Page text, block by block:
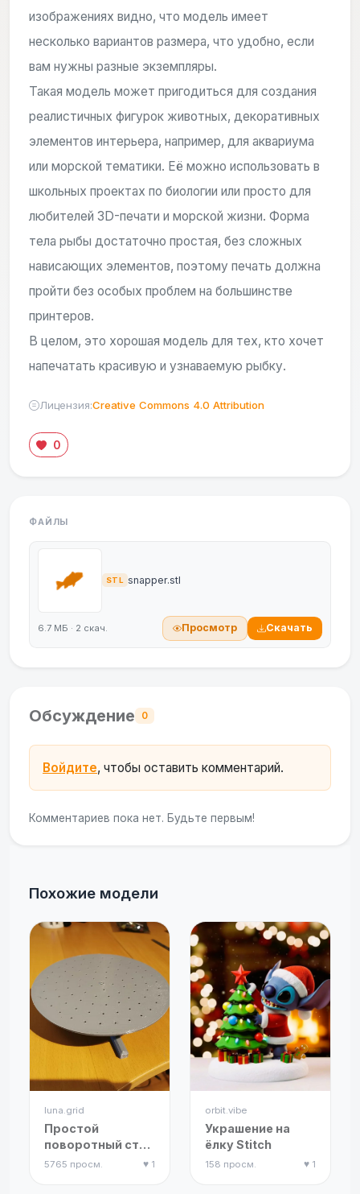
изображениях видно, что модель имеет
несколько вариантов размера, что удобно, если
вам нужны разные экземпляры.
Такая модель может пригодиться для создания
реалистичных фигурок животных, декоративных
элементов интерьера, например, для аквариума
или морской тематики. Её можно использовать в
школьных проектах по биологии или просто для
любителей 3D-печати и морской жизни. Форма
тела рыбы достаточно простая, без сложных
нависающих элементов, поэтому печать должна
пройти без особых проблем на большинстве
принтеров.
В целом, это хорошая модель для тех, кто хочет
напечатать красивую и узнаваемую рыбку.
Лицензия:Creative Commons 4.0 Attribution
0
ФАЙЛЫ
STL snapper.stl
6.7 МБ · 2 скач. Просмотр Скачать
Обсуждение 0
Войдите, чтобы оставить комментарий.
Комментариев пока нет. Будьте первым!
Похожие модели
luna.grid
Простой
поворотный стол
для 3D-
5765 просм. ♥ 1
orbit.vibe
Украшение на
ёлку Stitch
158 просм. ♥ 1